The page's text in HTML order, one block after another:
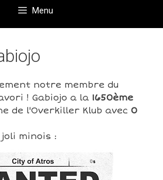
Menu
notre membre du
! Gabiojo a la 1650ème
de l'Overkiller Klub avec 0
minois :
0